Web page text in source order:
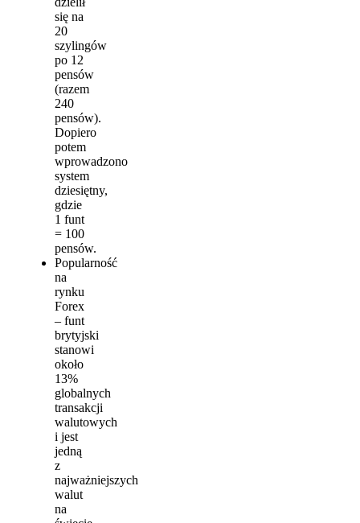
się na
20
szylingów
po 12
pensów
(razem
240
pensów).
Dopiero
potem
wprowadzono
system
dziesiętny,
gdzie
1 funt
= 100
pensów.
Popularność
na
rynku
Forex
– funt
brytyjski
stanowi
około
13%
globalnych
transakcji
walutowych
i jest
jedną
z
najważniejszych
walut
na